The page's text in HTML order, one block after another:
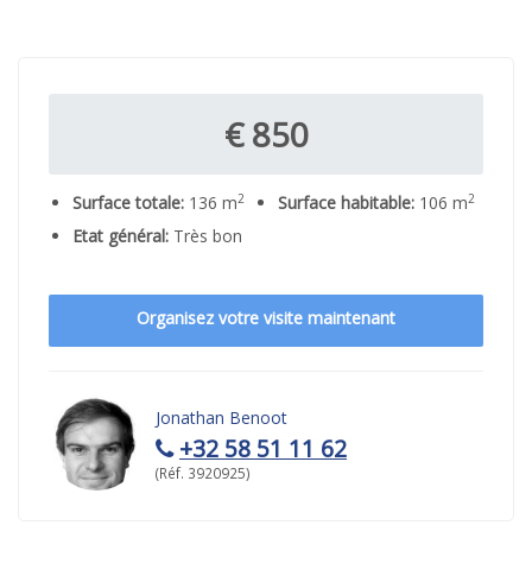
€ 850
Surface totale: 136 m2 Surface habitable: 106 m2
Etat général: Très bon
Organisez votre visite maintenant
Jonathan Benoot
+32 58 51 11 62
(Réf. 3920925)